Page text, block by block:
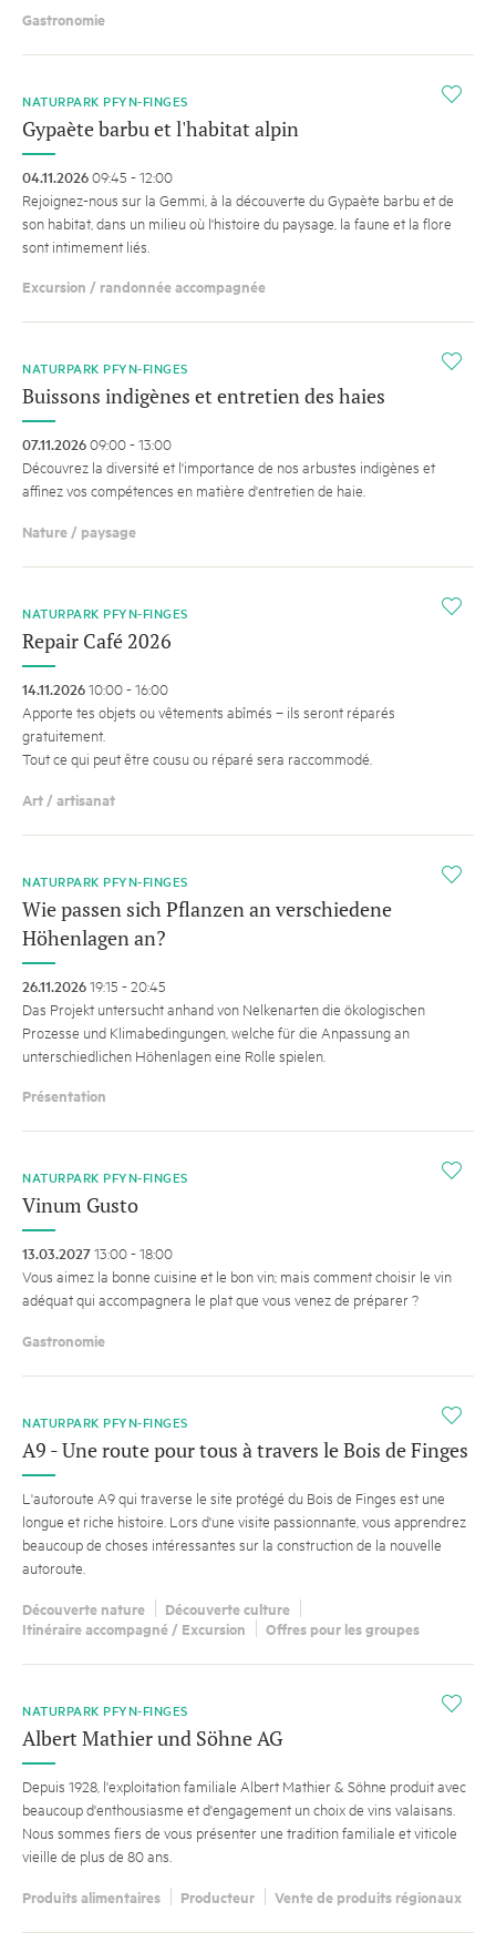
Gastronomie
i
NATURPARK PFYN-FINGES
Gypaète barbu et l'habitat alpin
04.11.202609:45 - 12:00
Rejoignez-nous sur la Gemmi, à la découverte du Gypaète barbu et de
son habitat, dans un milieu où l'histoire du paysage, la faune et la flore
sont intimement liés.
Excursion / randonnée accompagnée
i
NATURPARK PFYN-FINGES
Buissons indigènes et entretien des haies
07.11.202609:00 - 13:00
Découvrez la diversité et l'importance de nos arbustes indigènes et
affinez vos compétences en matière d'entretien de haie.
Nature / paysage
i
NATURPARK PFYN-FINGES
Repair Café 2026
14.11.202610:00 - 16:00
Apporte tes objets ou vêtements abîmés – ils seront réparés
gratuitement.
Tout ce qui peut être cousu ou réparé sera raccommodé.
Art / artisanat
i
NATURPARK PFYN-FINGES
Wie passen sich Pflanzen an verschiedene
Höhenlagen an?
26.11.202619:15 - 20:45
Das Projekt untersucht anhand von Nelkenarten die ökologischen
Prozesse und Klimabedingungen, welche für die Anpassung an
unterschiedlichen Höhenlagen eine Rolle spielen.
Présentation
i
NATURPARK PFYN-FINGES
Vinum Gusto
13.03.202713:00 - 18:00
Vous aimez la bonne cuisine et le bon vin; mais comment choisir le vin
adéquat qui accompagnera le plat que vous venez de préparer ?
Gastronomie
i
NATURPARK PFYN-FINGES
A9 - Une route pour tous à travers le Bois de Finges
L'autoroute A9 qui traverse le site protégé du Bois de Finges est une
longue et riche histoire. Lors d'une visite passionnante, vous apprendrez
beaucoup de choses intéressantes sur la construction de la nouvelle
autoroute.
Découverte nature
Découverte culture
Itinéraire accompagné / Excursion
Offres pour les groupes
i
NATURPARK PFYN-FINGES
Albert Mathier und Söhne AG
Depuis 1928, l'exploitation familiale Albert Mathier & Söhne produit avec
beaucoup d'enthousiasme et d'engagement un choix de vins valaisans.
Nous sommes fiers de vous présenter une tradition familiale et viticole
vieille de plus de 80 ans.
Produits alimentaires Producteur Vente de produits régionaux